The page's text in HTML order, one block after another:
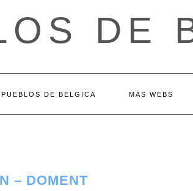
DE
PUEBLOS DE BELGICA MAS WEBS
– DOMENT